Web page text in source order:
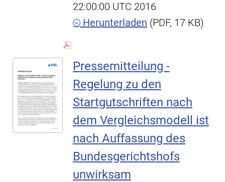
22:00:00 UTC 2016
Herunterladen (PDF, 17 KB)
Pressemitteilung -
Regelung zu den
Startgutschriften nach
dem Vergleichsmodell ist
nach Auffassung des
Bundesgerichtshofs
unwirksam